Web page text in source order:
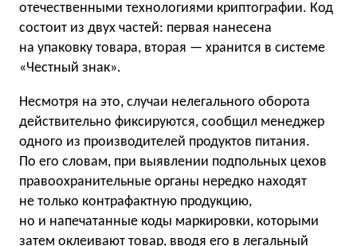
отечественными технологиями криптографии. Код
состоит из двух частей: первая нанесена
на упаковку товара, вторая — хранится в системе
«Честный знак».
Несмотря на это, случаи нелегального оборота
действительно фиксируются, сообщил менеджер
одного из производителей продуктов питания.
По его словам, при выявлении подпольных цехов
правоохранительные органы нередко находят
не только контрафактную продукцию,
но и напечатанные коды маркировки, которыми
затем оклеивают товар, вводя его в легальный